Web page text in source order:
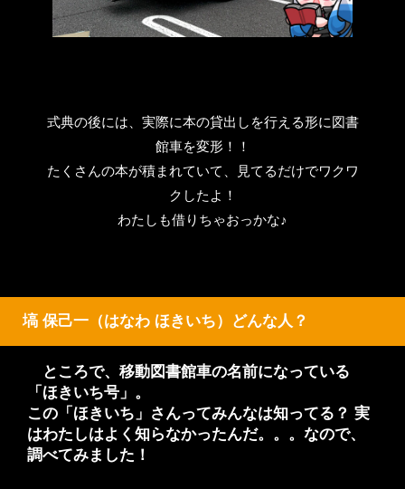
式典の後には、実際に本の貸出しを行える形に図書
館車を変形！！
たくさんの本が積まれていて、見てるだけでワクワ
クしたよ！
わたしも借りちゃおっかな♪
塙 保己一（はなわ ほきいち） どんな人？
ところで、移動図書館車の名前になっている
「ほきいち号」。
この「ほきいち」さんってみんなは知ってる？ 実
はわたしはよく知らなかったんだ。。。なので、
調べてみました！